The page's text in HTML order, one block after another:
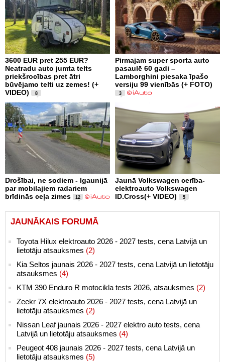
3600 EUR pret 255 EUR?
Neatradu auto jumta telts
priekšrocības pret ātri
būvējamo telti uz zemes! (+
VIDEO)
8
Pirmajam super sporta auto
pasaulē 60 gadi –
Lamborghini piesaka īpašo
versiju 99 vienībās (+ FOTO)
3
Drošībai, ne sodiem - Igaunijā
par mobilajiem radariem
brīdinās ceļa zimes
12
Jaunā Volkswagen cerība-
elektroauto Volkswagen
ID.Cross(+ VIDEO)
5
JAUNĀKAIS FORUMĀ
Toyota Hilux elektroauto 2026 - 2027 tests, cena Latvijā un
lietotāju atsauksmes (2)
Kia Seltos jaunais 2026 - 2027 tests, cena Latvijā un lietotāju
atsauksmes (4)
KTM 390 Enduro R motocikla tests 2026, atsauksmes (2)
Zeekr 7X elektroauto 2026 - 2027 tests, cena Latvijā un
lietotāju atsauksmes (2)
Nissan Leaf jaunais 2026 - 2027 elektro auto tests, cena
Latvijā un lietotāju atsauksmes (4)
Peugeot 408 jaunais 2026 - 2027 tests, cena Latvijā un
lietotāju atsauksmes (5)